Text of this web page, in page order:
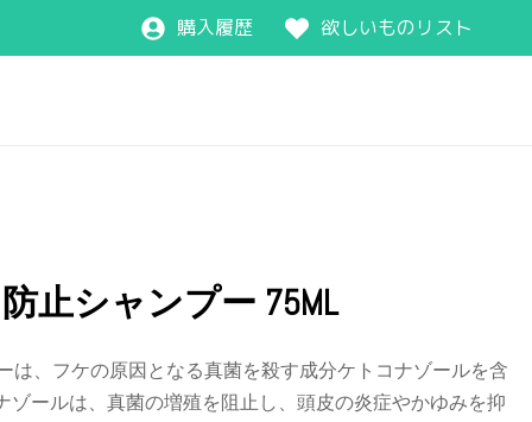
購入履歴 欲しいものリスト
止シャンプー 75ML
は、フケの原因となる真菌を殺す成分ケトコナゾールを含
ゾールは、真菌の増殖を阻止し、頭皮の炎症やかゆみを抑